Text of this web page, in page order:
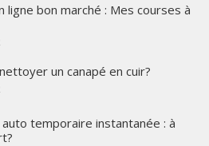
ligne bon marché : Mes courses à
un canapé en cuir?
auto temporaire instantanée : à